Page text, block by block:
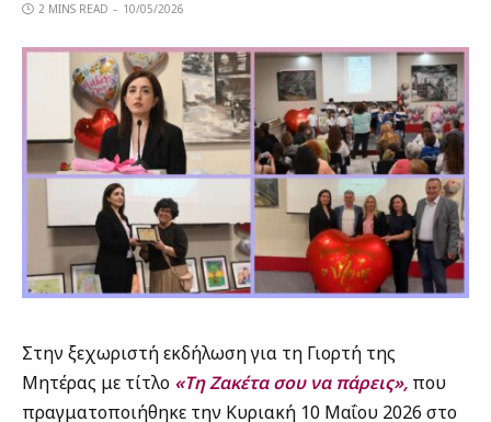
2 MINS READ 10/05/2026
Στην ξεχωριστή εκδήλωση για τη Γιορτή της
Μητέρας με τίτλο «Τη Ζακέτα σου να πάρεις», που
πραγματοποιήθηκε την Κυριακή 10 Μαΐου 2026 στο